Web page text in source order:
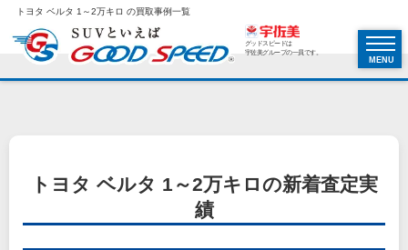
トヨタ ベルタ 1～2万キロ の買取事例一覧
グッドスピードは
宇佐美グループの一員です。
MENU
トヨタ ベルタ 1～2万キロの新着査定実
績